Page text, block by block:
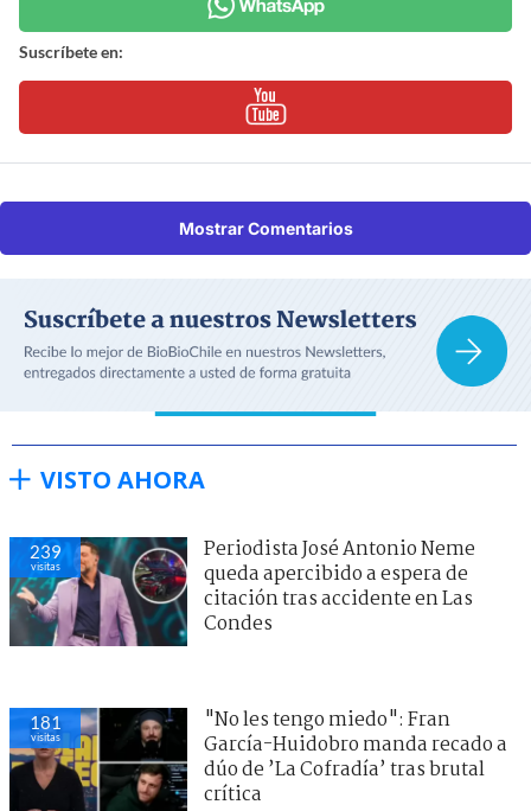
Suscríbete en:
Mostrar Comentarios
VISTO AHORA
239
visitas
Periodista José Antonio Neme
queda apercibido a espera de
citación tras accidente en Las
Condes
181
visitas
"No les tengo miedo": Fran
García-Huidobro manda recado a
dúo de ’La Cofradía’ tras brutal
crítica